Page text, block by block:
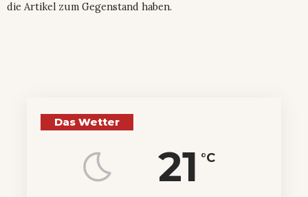
die Artikel zum Gegenstand haben.
Das Wetter
21 °C